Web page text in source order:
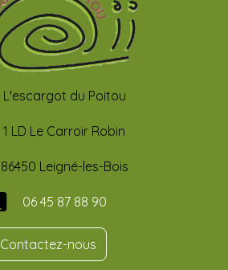
L'escargot du Poitou
1 LD Le Carroir Robin
86450 Leigné-les-Bois
06 45 87 88 90
Contactez-nous